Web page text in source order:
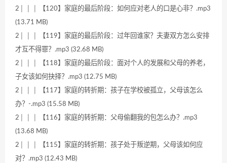
2│ │ │ 【120】家庭的最后阶段：如何应对老人的口是心非？.mp3
(13.71 MB)
2│ │ │ 【119】家庭的最后阶段：过年回谁家？夫妻双方怎么安排
才互不得罪？.mp3 (32.68 MB)
2│ │ │ 【118】家庭的最后阶段：面对个人的发展和父母的养老，
子女该如何抉择？.mp3 (12.75 MB)
2│ │ │ 【117】家庭的转折期：孩子在学校被孤立，父母该怎么
办？-.mp3 (15.58 MB)
2│ │ │ 【116】家庭的转折期：父母偷翻我的包怎么办？.mp3
(13.68 MB)
2│ │ │ 【115】家庭的转折期：孩子处于叛逆期，父母该如何应
对？.mp3 (12.43 MB)